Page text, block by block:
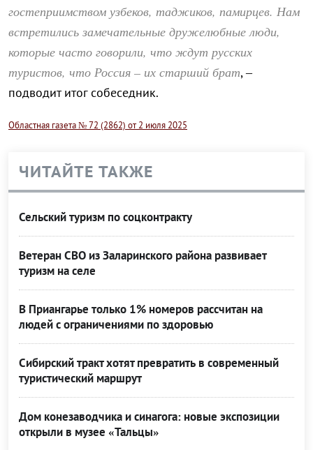
гостеприимством узбеков, таджиков, памирцев. Нам
встретились замечательные дружелюбные люди,
которые часто говорили, что ждут русских
туристов, что Россия – их старший брат, –
подводит итог собеседник.
Областная газета № 72 (2862) от 2 июля 2025
ЧИТАЙТЕ ТАКЖЕ
Сельский туризм по соцконтракту
Ветеран СВО из Заларинского района развивает
туризм на селе
В Приангарье только 1% номеров рассчитан на
людей с ограничениями по здоровью
Сибирский тракт хотят превратить в современный
туристический маршрут
Дом конезаводчика и синагога: новые экспозиции
открыли в музее «Тальцы»